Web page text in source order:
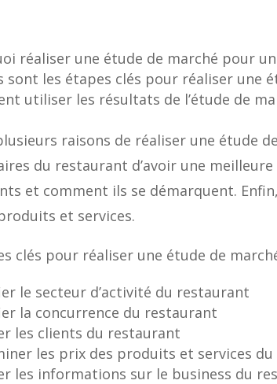
réaliser une étude de marché pour
sont les étapes clés pour réaliser une
utiliser les résultats de l’étude de
raisons de réaliser une étude
du restaurant d’avoir une
et comment ils se démarquent.
et services.
clés pour réaliser une étude de
le secteur d’activité du restaurant
la concurrence du restaurant
les clients du restaurant
les prix des produits et services
les informations sur le business du